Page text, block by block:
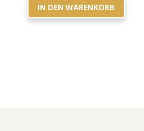
IN DEN WARENKORB